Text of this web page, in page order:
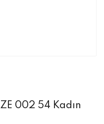
002 54 Kadın